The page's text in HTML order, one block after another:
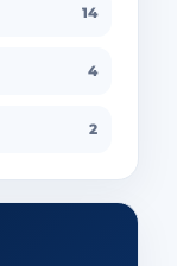
14
4
2